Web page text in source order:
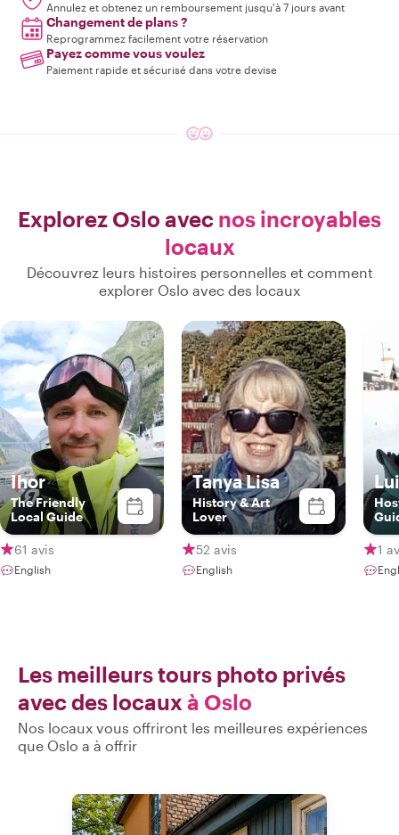
Annulez et obtenez un remboursement jusqu'à 7 jours avant
Changement de plans ?
Reprogrammez facilement votre réservation
Payez comme vous voulez
Paiement rapide et sécurisé dans votre devise
Explorez Oslo avec nos incroyables
locaux
Découvrez leurs histoires personnelles et comment
explorer Oslo avec des locaux
Ihor
The Friendly
Local Guide
61 avis
English
Tanya Lisa
History & Art
Lover
52 avis
English
1
Les meilleurs tours photo privés
avec des locaux à Oslo
Nos locaux vous offriront les meilleures expériences
que Oslo a à offrir